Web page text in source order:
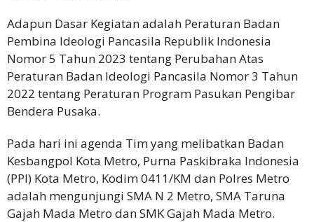
Adapun Dasar Kegiatan adalah Peraturan Badan
Pembina Ideologi Pancasila Republik Indonesia
Nomor 5 Tahun 2023 tentang Perubahan Atas
Peraturan Badan Ideologi Pancasila Nomor 3 Tahun
2022 tentang Peraturan Program Pasukan Pengibar
Bendera Pusaka.
Pada hari ini agenda Tim yang melibatkan Badan
Kesbangpol Kota Metro, Purna Paskibraka Indonesia
(PPI) Kota Metro, Kodim 0411/KM dan Polres Metro
adalah mengunjungi SMA N 2 Metro, SMA Taruna
Gajah Mada Metro dan SMK Gajah Mada Metro.